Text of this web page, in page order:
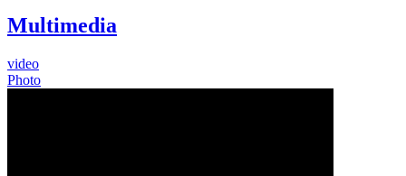
Multimedia
video
Photo